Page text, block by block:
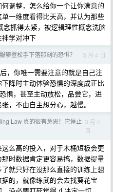
调整，怎么给你一个让你满意的
一维度看得比天高，并认为那些
抓得太紧，被逻辑理性概念洗脑
学对冲下
攀登松手下落那刻的恐惧？ 3 月 4 日
，你唯一需要注意的就是自己注
降时主动体验恐惧的深度成正比
惧，甚至主动放松，品尝它，进
，不由自主想分心，越慢。
Law 真的很有意思！它停止 3 月 4
日
么高的投入，对于木桶短板会更
时数据肯定更容易搞，数据提量
就只好在没那么直接的训练上想
的，就像练武的会去找葵花宝